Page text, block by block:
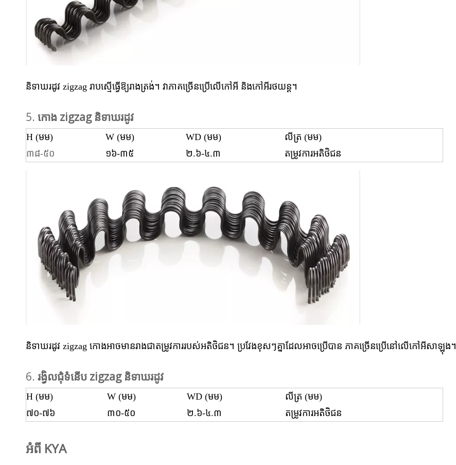
និទាឃរដូវ zigzag រាបស្មើធ្វើឱ្យរាងត្រង់។ វាភាគច្រើនប្រើលើកៅអី និងកៅអីរថយន្ត។
5. កោង zigzag និទាឃរដូវ
H (មម) W (មម) WD (មម)
លីត្រ (មម)
៣៨-៥០
១៦-៣៥ ២.៦-៤.៣ តម្រូវការអតិថិជន
និទាឃរដូវ zigzag កោងអាចមានរាងជាតម្រូវការរបស់អតិថិជន។ ប្រវែងខុសៗគ្នាដែលអាចប្រើបាន ភាគច្រើនប្រើនៅលើកៅអីសាឡុង។
6. រង្វិលជុំទំនើប zigzag និទាឃរដូវ
H (មម) W (មម) WD (មម)
លីត្រ (មម)
៧០-៧៦
៣០-៥០ ២.៦-៤.៣ តម្រូវការអតិថិជន
អំពី KYA